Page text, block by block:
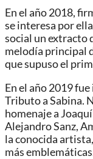
En el año 2018,
se interesa por
social un extracto
melodía principal
que supuso el
En el año 2019
Tributo a Sabina.
homenaje a
Alejandro Sanz,
la conocida
más